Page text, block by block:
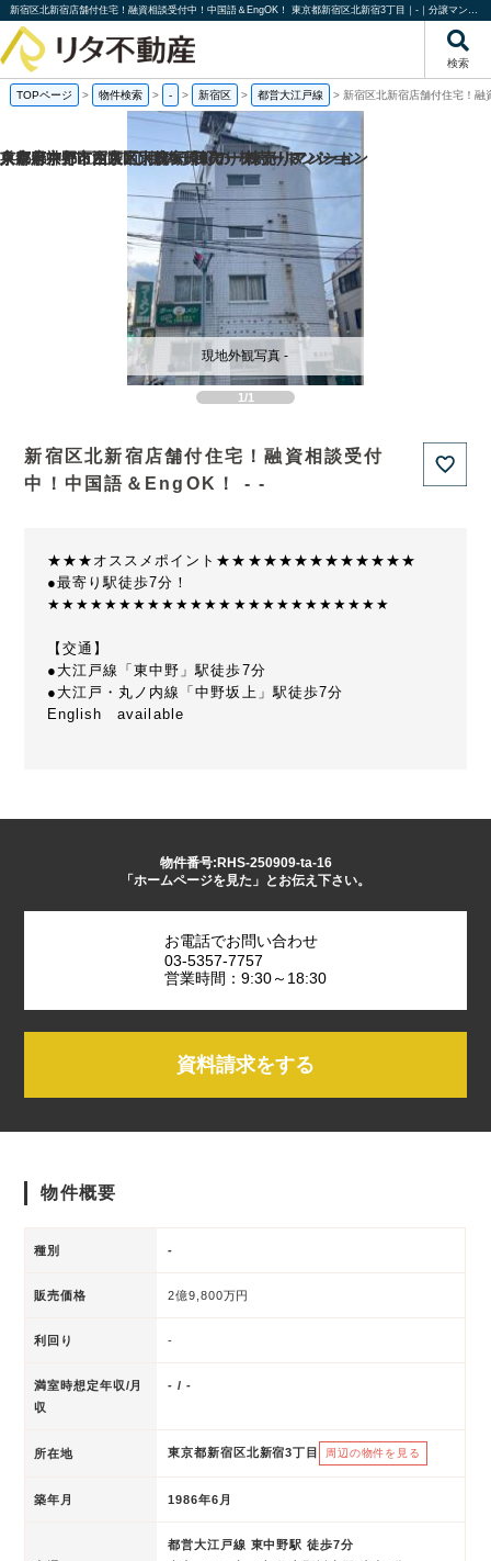
新宿区北新宿店舗付住宅！融資相談受付中！中国語＆EngOK！ 東京都新宿区北新宿3丁目｜-｜分譲マンション情報｜株式会社リタ不動産
検索
TOPページ > 物件検索 > - > 新宿区 > 都営大江戸線 > 新宿区北新宿店舗付住宅！
1/1
現地外観写真 -
新宿区北新宿店舗付住宅！融資相談受付
中！中国語＆EngOK！ - -
★★★オススメポイント★★★★★★★★★★★★★
●最寄り駅徒歩7分！
★★★★★★★★★★★★★★★★★★★★★★★★
【交通】
●大江戸線「東中野」駅徒歩7分
●大江戸・丸ノ内線「中野坂上」駅徒歩7分
English available
物件番号:RHS-250909-ta-16
「ホームページを見た」とお伝え下さい。
お電話でお問い合わせ
03-5357-7757
営業時間：9:30～18:30
資料請求をする
物件概要
種別 -
販売価格 2億9,800万円
利回り -
満室時想定年収/月
収
- / -
所在地 東京都新宿区北新宿3丁目 周辺の物件を見る
築年月 1986年6月
都営大江戸線 東中野駅 徒歩7分
京都府京都市西京区大枝塚原町の一棟売りマンション
京都府京都市左京区下鴨宮崎町の一棟売りアパート
東京都中野区沼袋1丁目の一棟売りアパート
兵庫県神戸市西区南別府4丁目の一棟売りマンション